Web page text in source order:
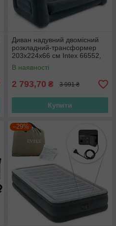
Диван надувний двомісний
розкладний-трансформер
203х224х66 см Intex 66552,
велюровий, двоспальний
В наявності
2 793,70 ₴ 3 991 ₴
Купити
–29%